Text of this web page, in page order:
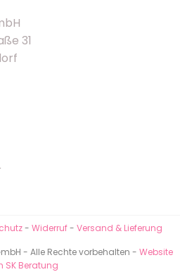
31
- Widerruf- Versand & Lieferung
- Alle Rechte vorbehalten - Website
SK Beratung